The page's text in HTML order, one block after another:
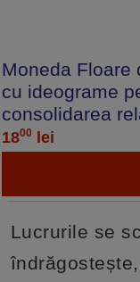
Moneda Floare
cu ideograme
consolidarea
1800 lei
Lucrurile se